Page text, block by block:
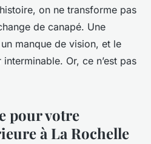
on ne transforme pas
de canapé. Une
manque de vision, et le
Or, ce n’est pas
pour votre
à La Rochelle